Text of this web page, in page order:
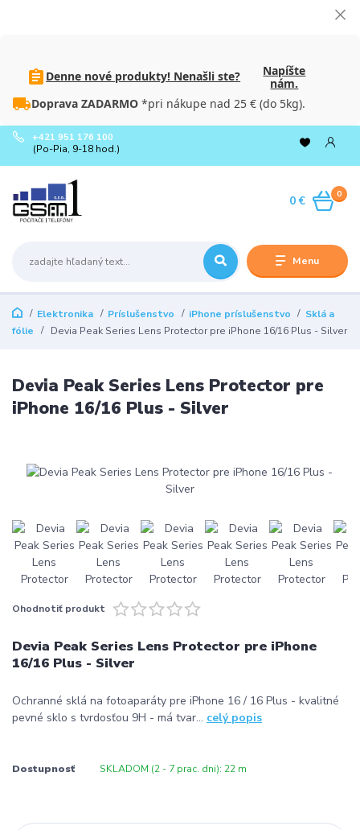
Denne nové produkty! Nenašli ste?
Napíšte
nám.
Doprava ZADARMO *pri nákupe nad 25 € (do 5kg).
Menu
+421 951 176 100
(Po-Pia, 9-18 hod.)
0
0 €
Elektronika Príslušenstvo iPhone príslušenstvo
Sklá a
fólie
Devia Peak Series Lens Protector pre iPhone 16/16 Plus - Silver
Devia Peak Series Lens Protector pre
iPhone 16/16 Plus - Silver
Ohodnotiť produkt
Devia Peak Series Lens Protector pre iPhone
16/16 Plus - Silver
Ochranné sklá na fotoaparáty pre iPhone 16 / 16 Plus - kvalitné
pevné sklo s tvrdosťou 9H - má tvar... celý popis
Dostupnosť SKLADOM (2 - 7 prac. dni): 22 m